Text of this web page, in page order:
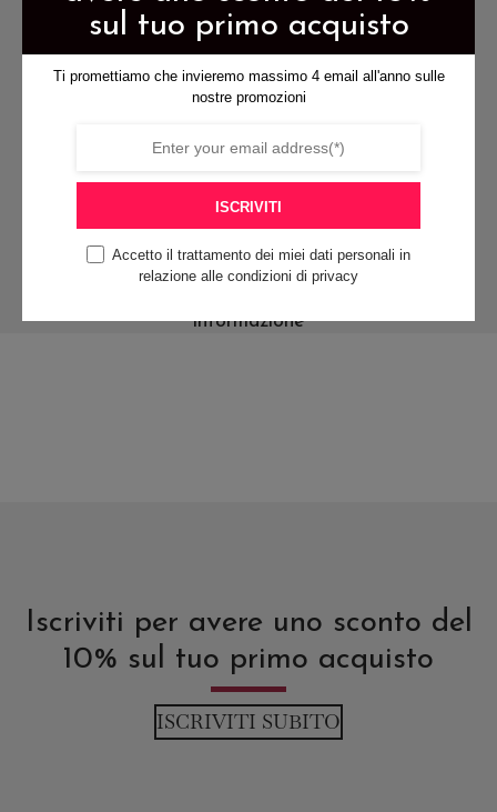
pagina
prodotto
pagina
prodotto
spedizione gratis per ordini di
almeno 79€
pagamenti sicuri
informazione
Iscriviti per avere uno sconto del
10% sul tuo primo acquisto
ISCRIVITI SUBITO
sul tuo primo acquisto
Ti promettiamo che invieremo massimo 4 email all'anno sulle
nostre promozioni
ISCRIVITI
Accetto il trattamento dei miei dati personali in
relazione alle condizioni di privacy